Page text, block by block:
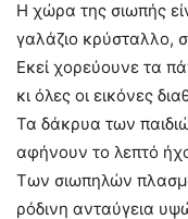
Η χώρα της σιωπής
γαλάζιο κρύσταλλο,
Εκεί χορεύουνε τα
κι όλες οι εικόνες
Τα δάκρυα των
αφήνουν το λεπτό
Των σιωπηλών
ρόδινη ανταύγεια